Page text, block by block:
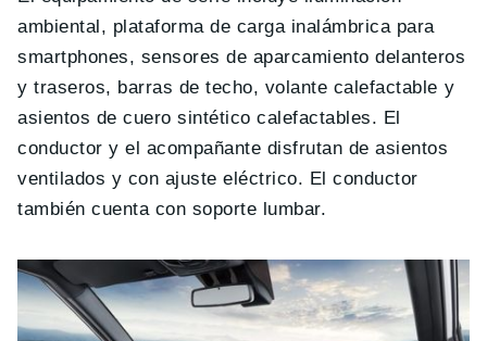
ambiental, plataforma de carga inalámbrica para
smartphones, sensores de aparcamiento delanteros
y traseros, barras de techo, volante calefactable y
asientos de cuero sintético calefactables. El
conductor y el acompañante disfrutan de asientos
ventilados y con ajuste eléctrico. El conductor
también cuenta con soporte lumbar.